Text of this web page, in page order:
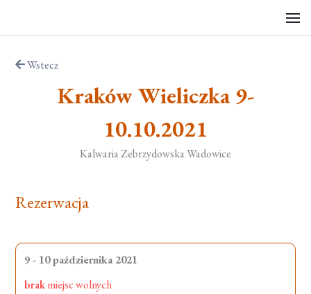
Wstecz
Kraków Wieliczka 9-
10.10.2021
Kalwaria Zebrzydowska Wadowice
Rezerwacja
9 - 10 października 2021
brakmiejsc wolnych